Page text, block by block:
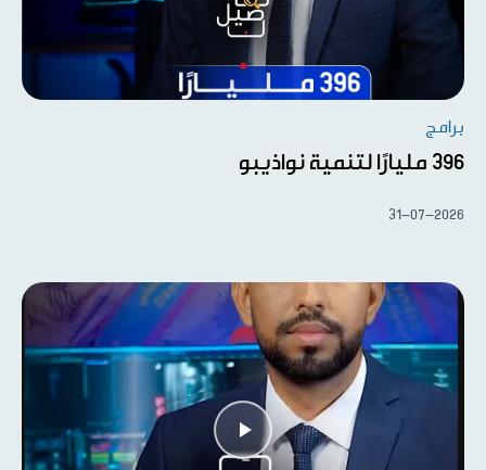
برامج
396 مليارًا لتنمية نواذيبو
31-07-2026